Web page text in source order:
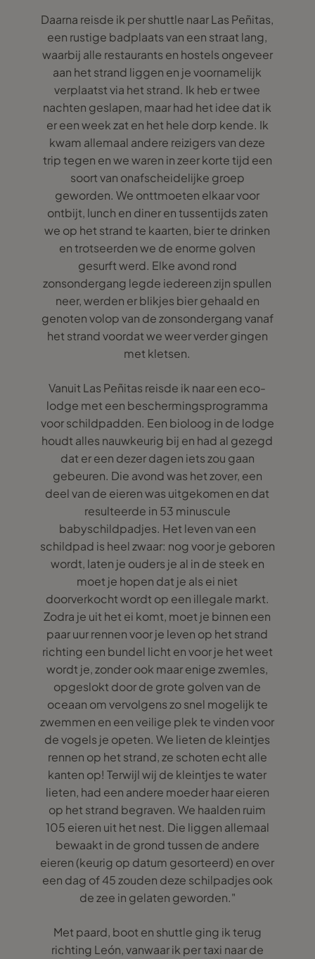
Daarna reisde ik per shuttle naar Las Peñitas,
een rustige badplaats van een straat lang,
waarbij alle restaurants en hostels ongeveer
aan het strand liggen en je voornamelijk
verplaatst via het strand. Ik heb er twee
nachten geslapen, maar had het idee dat ik
er een week zat en het hele dorp kende. Ik
kwam allemaal andere reizigers van deze
trip tegen en we waren in zeer korte tijd een
soort van onafscheidelijke groep
geworden. We onttmoeten elkaar voor
ontbijt, lunch en diner en tussentijds zaten
we op het strand te kaarten, bier te drinken
en trotseerden we de enorme golven
gesurft werd. Elke avond rond
zonsondergang legde iedereen zijn spullen
neer, werden er blikjes bier gehaald en
genoten volop van de zonsondergang vanaf
het strand voordat we weer verder gingen
met kletsen.
Vanuit Las Peñitas reisde ik naar een eco-
lodge met een beschermingsprogramma
voor schildpadden. Een bioloog in de lodge
houdt alles nauwkeurig bij en had al gezegd
dat er een dezer dagen iets zou gaan
gebeuren. Die avond was het zover, een
deel van de eieren was uitgekomen en dat
resulteerde in 53 minuscule
babyschildpadjes. Het leven van een
schildpad is heel zwaar: nog voor je geboren
wordt, laten je ouders je al in de steek en
moet je hopen dat je als ei niet
doorverkocht wordt op een illegale markt.
Zodra je uit het ei komt, moet je binnen een
paar uur rennen voor je leven op het strand
richting een bundel licht en voor je het weet
wordt je, zonder ook maar enige zwemles,
opgeslokt door de grote golven van de
oceaan om vervolgens zo snel mogelijk te
zwemmen en een veilige plek te vinden voor
de vogels je opeten. We lieten de kleintjes
rennen op het strand, ze schoten echt alle
kanten op! Terwijl wij de kleintjes te water
lieten, had een andere moeder haar eieren
op het strand begraven. We haalden ruim
105 eieren uit het nest. Die liggen allemaal
bewaakt in de grond tussen de andere
eieren (keurig op datum gesorteerd) en over
een dag of 45 zouden deze schilpadjes ook
de zee in gelaten geworden."
Met paard, boot en shuttle ging ik terug
richting León, vanwaar ik per taxi naar de